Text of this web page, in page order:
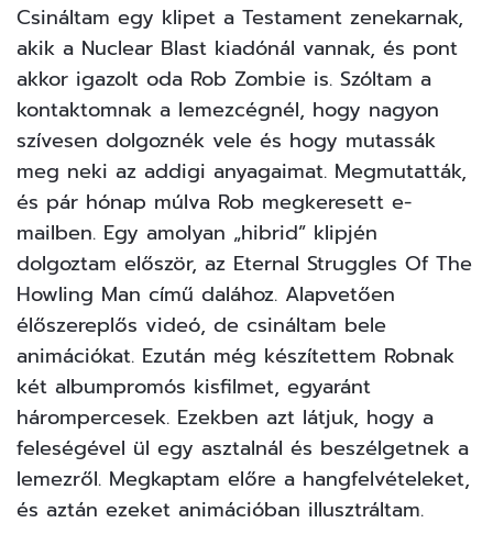
Csináltam egy klipet a Testament zenekarnak,
akik a Nuclear Blast kiadónál vannak, és pont
akkor igazolt oda Rob Zombie is. Szóltam a
kontaktomnak a lemezcégnél, hogy nagyon
szívesen dolgoznék vele és hogy mutassák
meg neki az addigi anyagaimat. Megmutatták,
és pár hónap múlva Rob megkeresett e-
mailben. Egy amolyan „hibrid” klipjén
dolgoztam először, az Eternal Struggles Of The
Howling Man című dalához. Alapvetően
élőszereplős videó, de csináltam bele
animációkat. Ezután még készítettem Robnak
két albumpromós kisfilmet, egyaránt
hárompercesek. Ezekben azt látjuk, hogy a
feleségével ül egy asztalnál és beszélgetnek a
lemezről. Megkaptam előre a hangfelvételeket,
és aztán ezeket animációban illusztráltam.